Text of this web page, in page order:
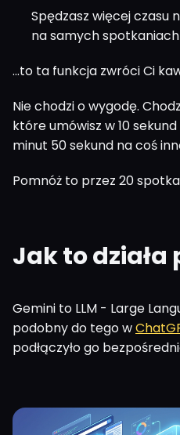
Spędzasz więcej czasu
na samych spotkaniach
...to ta funkcja zwróci Ci
Nie chodzi o wygodę.
które umówisz w 10
minut 50 sekund na coś
Pomnóż to przez 20
Jak to
Gemini to LLM - Large
podobny do tego w
podłączyło go